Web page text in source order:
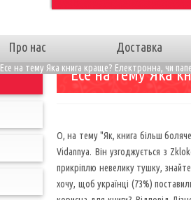
Про нас Доставка
Есе на тему Яка книга краще? Електронна, чи
Есе на тему Яка
О, на тему "Як, книга більш
Vidannya. Він узгоджується з
прикріплю невелику тушку,
хочу, щоб українці (73%)